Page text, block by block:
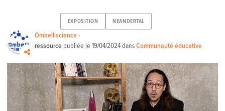
EXPOSITION NEANDERTAL
Ombelliscience -
ressource publiée le19/04/2024dansCommunauté éducative